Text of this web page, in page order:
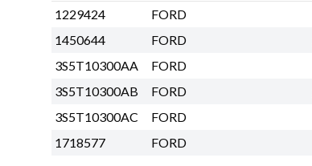
1229424
FORD
1450644
FORD
3S5T10300AA
FORD
3S5T10300AB
FORD
3S5T10300AC
FORD
1718577
FORD